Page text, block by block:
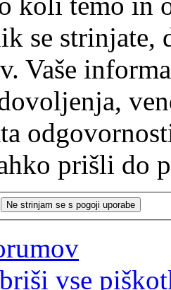
se strinjate,
Vaše
prišli do
vse